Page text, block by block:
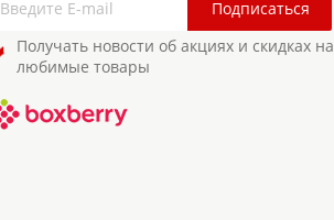
Получать новости об акциях и скидках на
любимые товары